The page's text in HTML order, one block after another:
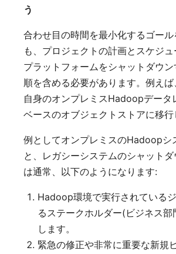
う
合わせ目の時間を最小化するゴー
も、プロジェクトの計画とスケジ
プラットフォームをシャットダウ
順を含める必要があります。例え
自身のオンプレミスHadoopデータ
ベースのオブジェクトストアに移行
例としてオンプレミスのHadoopシ
と、レガシーシステムのシャット
は通常、以下のようになります:
Hadoop環境で実行されている
るステークホルダー(ビジネス
します。
緊急の修正や非常に重要な新規